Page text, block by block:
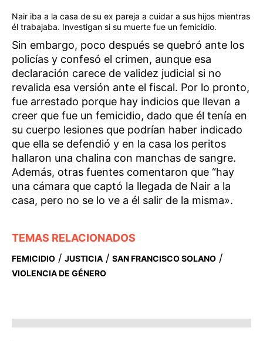
Nair iba a la casa de su ex pareja a cuidar a sus hijos mientras
él trabajaba. Investigan si su muerte fue un femicidio.
Sin embargo, poco después se quebró ante los
policías y confesó el crimen, aunque esa
declaración carece de validez judicial si no
revalida esa versión ante el fiscal. Por lo pronto,
fue arrestado porque hay indicios que llevan a
creer que fue un femicidio, dado que él tenía en
su cuerpo lesiones que podrían haber indicado
que ella se defendió y en la casa los peritos
hallaron una chalina con manchas de sangre.
Además, otras fuentes comentaron que “hay
una cámara que captó la llegada de Nair a la
casa, pero no se lo ve a él salir de la misma».
TEMAS RELACIONADOS
FEMICIDIO / JUSTICIA / SAN FRANCISCO SOLANO /
VIOLENCIA DE GÉNERO